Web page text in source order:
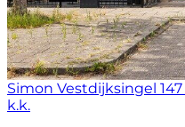
Simon Vestdijksingel 147
k.k.